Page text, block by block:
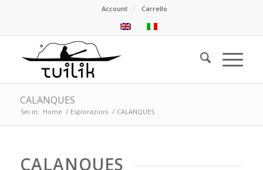
Account Carrello
CALANQUES
Sei in: Home / Esplorazioni / CALANQUES
CALANQUES